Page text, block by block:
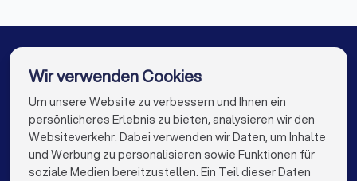
Umzugsunternehmen in Dillingen an der Donau
Umzugsunternehmen in Aichach
Umzugsunternehmen in Berlin
Umzugsunternehmen in Hamburg
Die besten Umzugsunternehmen für Sie
info@trustlocal.de
Wir verwenden Cookies
Um unsere Website zu verbessern und Ihnen ein
persönlicheres Erlebnis zu bieten, analysieren wir den
Websiteverkehr. Dabei verwenden wir Daten, um Inhalte
und Werbung zu personalisieren sowie Funktionen für
soziale Medien bereitzustellen. Ein Teil dieser Daten